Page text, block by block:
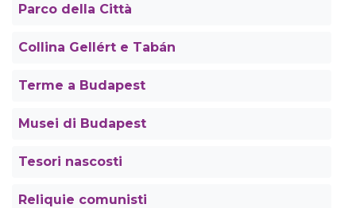
Parco della Città
Collina Gellért e Tabán
Terme a Budapest
Musei di Budapest
Tesori nascosti
Reliquie comunisti